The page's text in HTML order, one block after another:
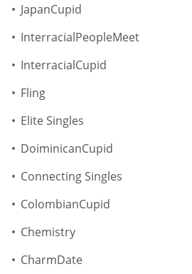
JapanCupid
InterracialPeopleMeet
InterracialCupid
Fling
Elite Singles
DoiminicanCupid
Connecting Singles
ColombianCupid
Chemistry
CharmDate